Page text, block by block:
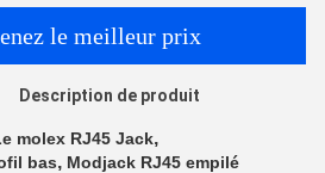
le meilleur prix
Description de produit
molex RJ45 Jack,
bas, Modjack RJ45 empilé